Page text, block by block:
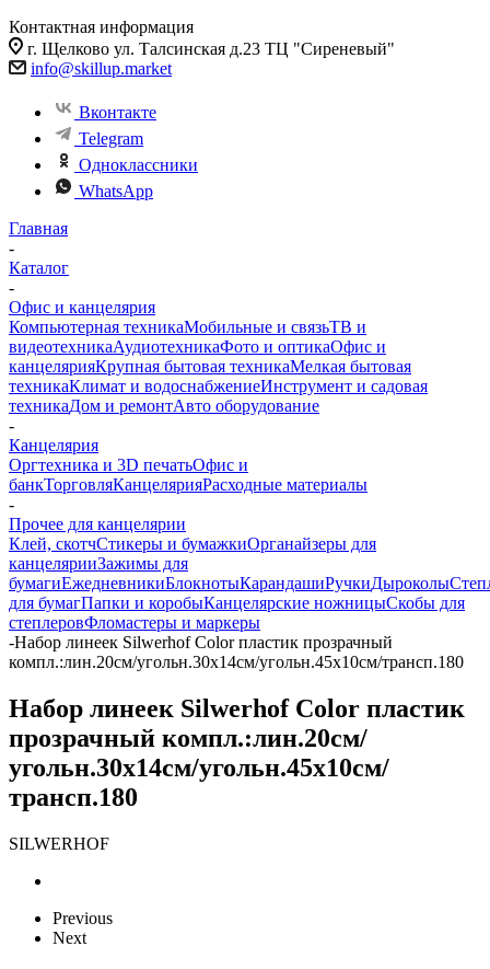
Контактная информация
г. Щелково ул. Талсинская д.23 ТЦ "Сиреневый"
info@skillup.market
Вконтакте
Telegram
Одноклассники
WhatsApp
Главная
-
Каталог
-
Офис и канцелярия
Компьютерная техникаМобильные и связьТВ и
видеотехникаАудиотехникаФото и оптикаОфис и
канцелярияКрупная бытовая техникаМелкая бытовая
техникаКлимат и водоснабжениеИнструмент и садовая
техникаДом и ремонтАвто оборудование
-
Канцелярия
Оргтехника и 3D печатьОфис и
банкТорговляКанцелярияРасходные материалы
-
Прочее для канцелярии
Клей, скотчСтикеры и бумажкиОрганайзеры для
канцелярииЗажимы для
бумагиЕжедневникиБлокнотыКарандашиРучкиДыроколы
для бумагПапки и коробыКанцелярские ножницыСкобы для
степлеровФломастеры и маркеры
-Набор линеек Silwerhof Color пластик прозрачный
компл.:лин.20см/угольн.30х14см/угольн.45х10см/трансп.180
Набор линеек Silwerhof Color пластик
прозрачный компл.:лин.20см/
угольн.30х14см/угольн.45х10см/
трансп.180
SILWERHOF
Previous
Next